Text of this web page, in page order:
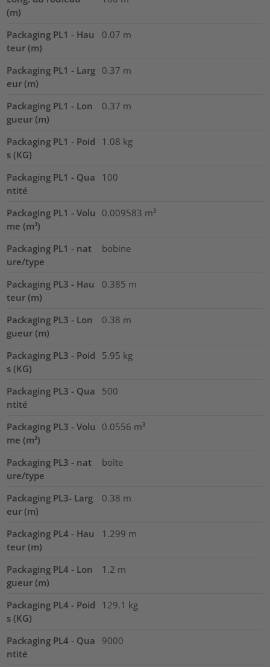
(m)
Packaging PL1 - Hau
teur (m)
0.07 m
Packaging PL1 - Larg
eur (m)
0.37 m
Packaging PL1 - Lon
gueur (m)
0.37 m
Packaging PL1 - Poid
s (KG)
1.08 kg
Packaging PL1 - Qua
ntité
100
Packaging PL1 - Volu
me (m³)
0.009583 m³
Packaging PL1 - nat
ure/type
bobine
Packaging PL3 - Hau
teur (m)
0.385 m
Packaging PL3 - Lon
gueur (m)
0.38 m
Packaging PL3 - Poid
s (KG)
5.95 kg
Packaging PL3 - Qua
ntité
500
Packaging PL3 - Volu
me (m³)
0.0556 m³
Packaging PL3 - nat
ure/type
boîte
Packaging PL3- Larg
eur (m)
0.38 m
Packaging PL4 - Hau
teur (m)
1.299 m
Packaging PL4 - Lon
gueur (m)
1.2 m
Packaging PL4 - Poid
s (KG)
129.1 kg
Packaging PL4 - Qua
ntité
9000